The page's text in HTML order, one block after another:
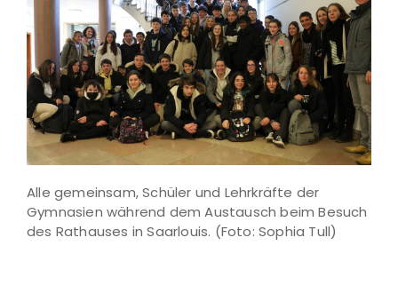
Alle gemeinsam, Schüler und Lehrkräfte der
Gymnasien während dem Austausch beim Besuch
des Rathauses in Saarlouis. (Foto: Sophia Tull)